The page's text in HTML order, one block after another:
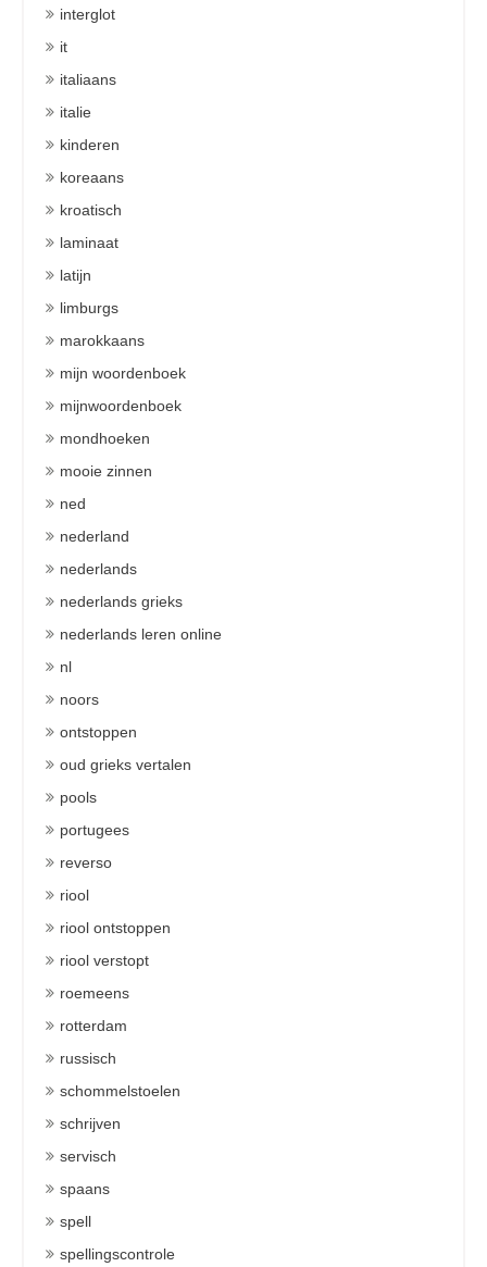
interglot
it
italiaans
italie
kinderen
koreaans
kroatisch
laminaat
latijn
limburgs
marokkaans
mijn woordenboek
mijnwoordenboek
mondhoeken
mooie zinnen
ned
nederland
nederlands
nederlands grieks
nederlands leren online
nl
noors
ontstoppen
oud grieks vertalen
pools
portugees
reverso
riool
riool ontstoppen
riool verstopt
roemeens
rotterdam
russisch
schommelstoelen
schrijven
servisch
spaans
spell
spellingscontrole